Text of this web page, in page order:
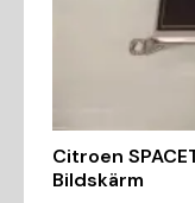
Citroen
Bildskärm